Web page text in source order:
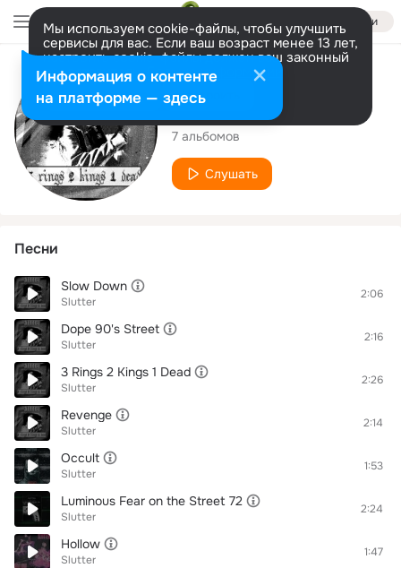
Войти
Мы используем cookie-файлы, чтобы улучшить
сервисы для вас. Если ваш возраст менее 13 лет,
настроить cookie-файлы должен ваш законный
представитель. Больше информации
Разрешить все Настроить
Исполнитель
Slutter
7 альбомов
Слушать
Песни
Slow Down
Slutter
2:06
Dope 90's Street
Slutter
2:16
3 Rings 2 Kings 1 Dead
Slutter
2:26
Revenge
Slutter
2:14
Occult
Slutter
1:53
Luminous Fear on the Street 72
Slutter
2:24
Hollow
Slutter
1:47
Информация о контенте
на платформе — здесь